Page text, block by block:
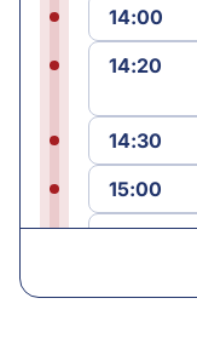
14:00
14:20
14:30
15:00